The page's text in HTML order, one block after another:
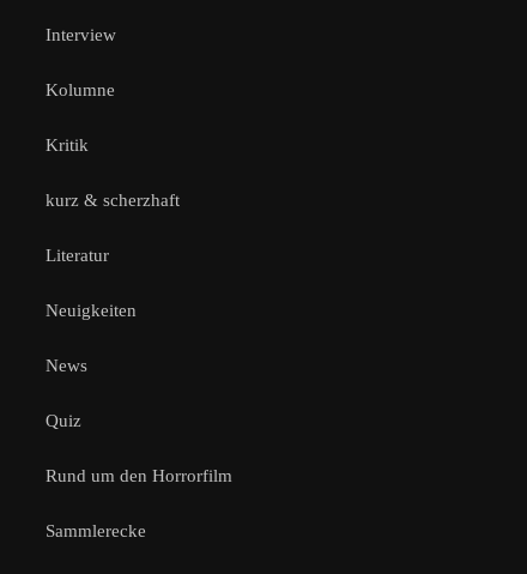
Interview
Kolumne
Kritik
kurz & scherzhaft
Literatur
Neuigkeiten
News
Quiz
Rund um den Horrorfilm
Sammlerecke